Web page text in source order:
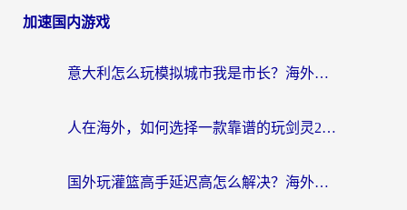
加速国内游戏
意大利怎么玩模拟城市我是市长？海外党国服游戏加速终极攻略（附三国3量子特攻解决办法）
人在海外，如何选择一款靠谱的玩剑灵2加速器？
国外玩灌篮高手延迟高怎么解决？海外玩家国服游戏加速终极指南